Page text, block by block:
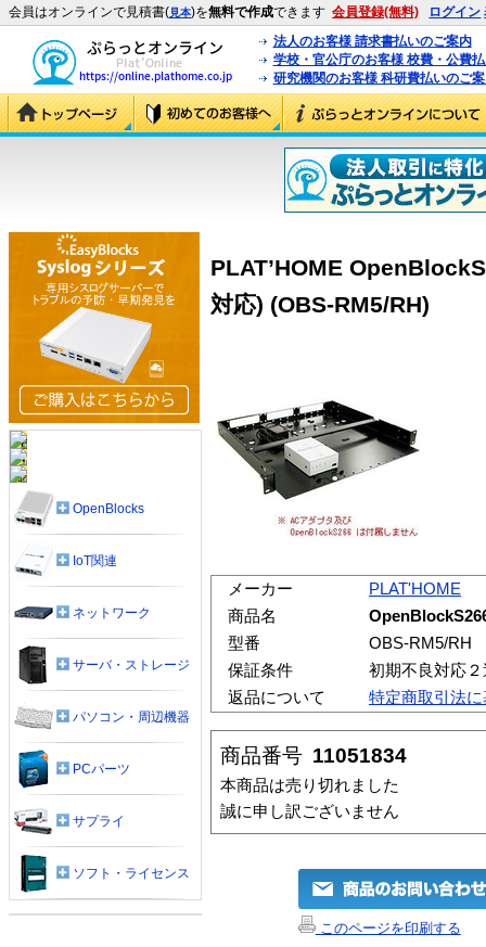
会員はオンラインで見積書(見本)を無料で作成できます 会員登録(無料) ログイン
法人のお客様 請求書払いのご案内
学校・官公庁のお客様 校費・公費
研究機関のお客様 科研費払いのご
PLAT’HOME
対応) (OBS-RM5/RH)
メーカー
PLAT'HOME
商品名
型番
OBS-RM5/RH
保証条件
初期不良対応
返品について
特定商取引法
商品番号 11051834
本商品は売り切れました
誠に申し訳ございません
このページを印刷する
OpenBlocks
IoT関連
ネットワーク
サーバ・ストレージ
パソコン・周辺機器
PCパーツ
サプライ
ソフト・ライセンス